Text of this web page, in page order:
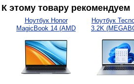
К этому товару рекомендуем
Ноутбук Honor
MagicBook 14 (AMD
Ноутбук
3.2K